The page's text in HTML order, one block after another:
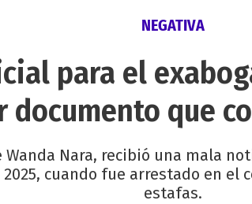
NEGATIVA
para el
documento que
Wanda Nara, recibió una mala
cuando fue arrestado en
estafas.